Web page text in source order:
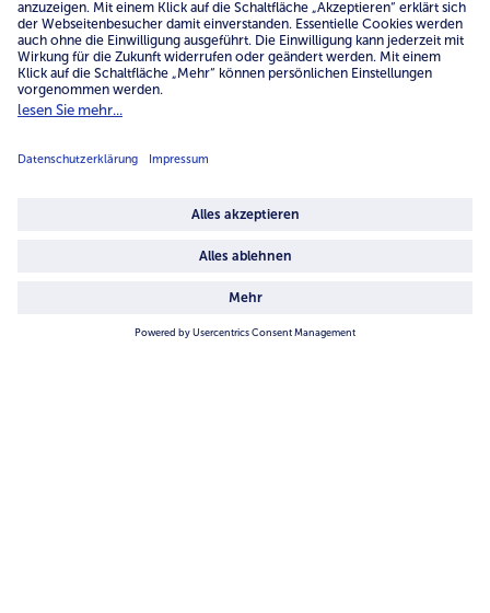
Service
Unternehmen
Über uns